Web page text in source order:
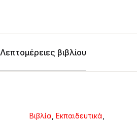
Λεπτομέρειες βιβλίου
Βιβλία Εκπαιδευτικά